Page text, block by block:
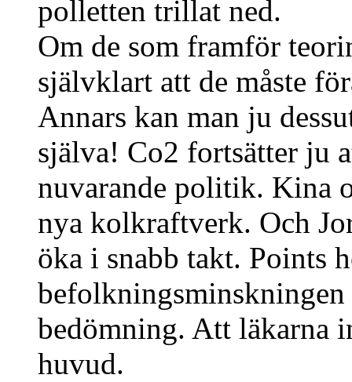
polletten trillat ned.
Om de som framför
självklart att de måste
Annars kan man ju
själva! Co2 fortsätter ju
nuvarande politik. Kina
nya kolkraftverk. Och
öka i snabb takt. Points
bedömning. Att läkarna
huvud.